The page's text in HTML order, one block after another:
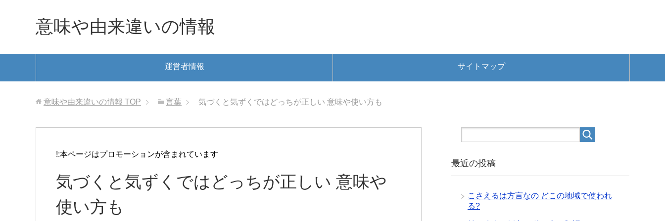
意味や由来違いの情報
運営者情報 サイトマップ
意味や由来違いの情報 TOP 言葉 気づくと気ずくではどっちが正しい 意味や使い方も
!:本ページはプロモーションが含まれています
気づくと気ずくではどっちが正しい 意味や
使い方も
最近の投稿
こさえるは方言なの どこの地域で使われ
る?